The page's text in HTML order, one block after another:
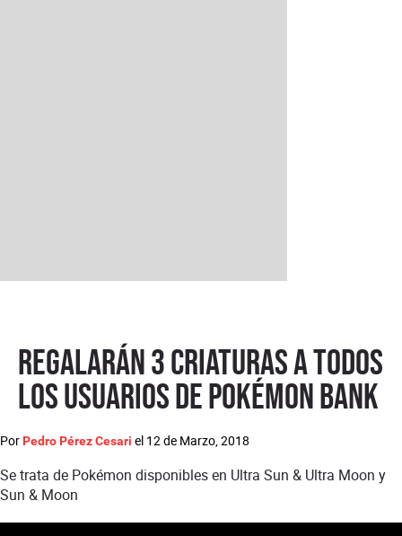
Regalarán 3 criaturas a todos
los usuarios de Pokémon Bank
Por Pedro Pérez Cesari el 12 de Marzo, 2018
Se trata de Pokémon disponibles en Ultra Sun & Ultra Moon y
Sun & Moon